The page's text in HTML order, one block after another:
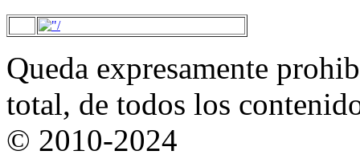
Queda expresamente
total, de todos los
© 2010-2024